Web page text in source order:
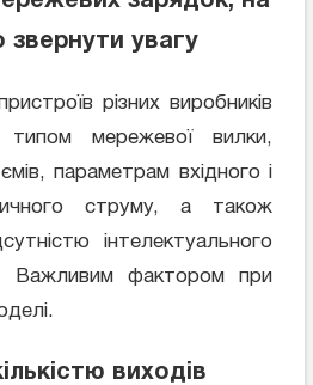
звернути увагу
різних виробників
типом мережевої вилки,
параметрам вхідного і
струму, а також
інтелектуального
Важливим фактором при
виходів